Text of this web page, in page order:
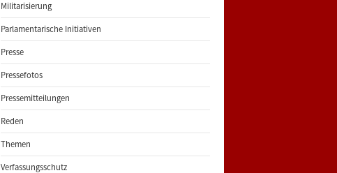
Militarisierung
Parlamentarische Initiativen
Presse
Pressefotos
Pressemitteilungen
Reden
Themen
Verfassungsschutz